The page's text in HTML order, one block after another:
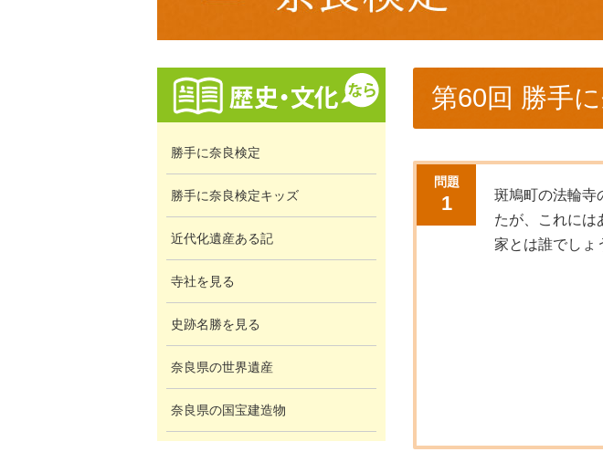
勝手に奈良検定
勝手に奈良検定キッズ
近代化遺産ある記
寺社を見る
史跡名勝を見る
奈良県の世界遺産
奈良県の国宝建造物
第60回 勝手
問題
1
斑鳩町の法輪寺
たが、これには
家とは誰でしょ